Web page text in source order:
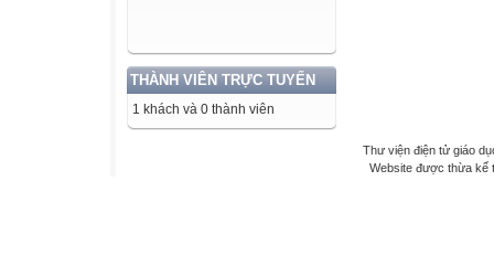
THÀNH VIÊN TRỰC TUYẾN
1 khách và 0 thành viên
Thư viện điện tử giáo
Website được thừa kế